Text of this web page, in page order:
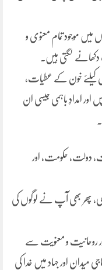
میں موجود تمام معنوی و
دکھانے لگتی ہیں۔
کیلئے خون کے عطیات،
اور امدادِ باہمی جیسی ان
دولت، حکومت، اور
پھر بھی آپ نے لوگوں کی
روحانیت و معنویت سے
میدان اور جہاد میں خدا کی